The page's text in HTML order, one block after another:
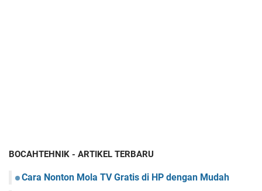
BOCAHTEHNIK - ARTIKEL TERBARU
Cara Nonton Mola TV Gratis di HP dengan Mudah